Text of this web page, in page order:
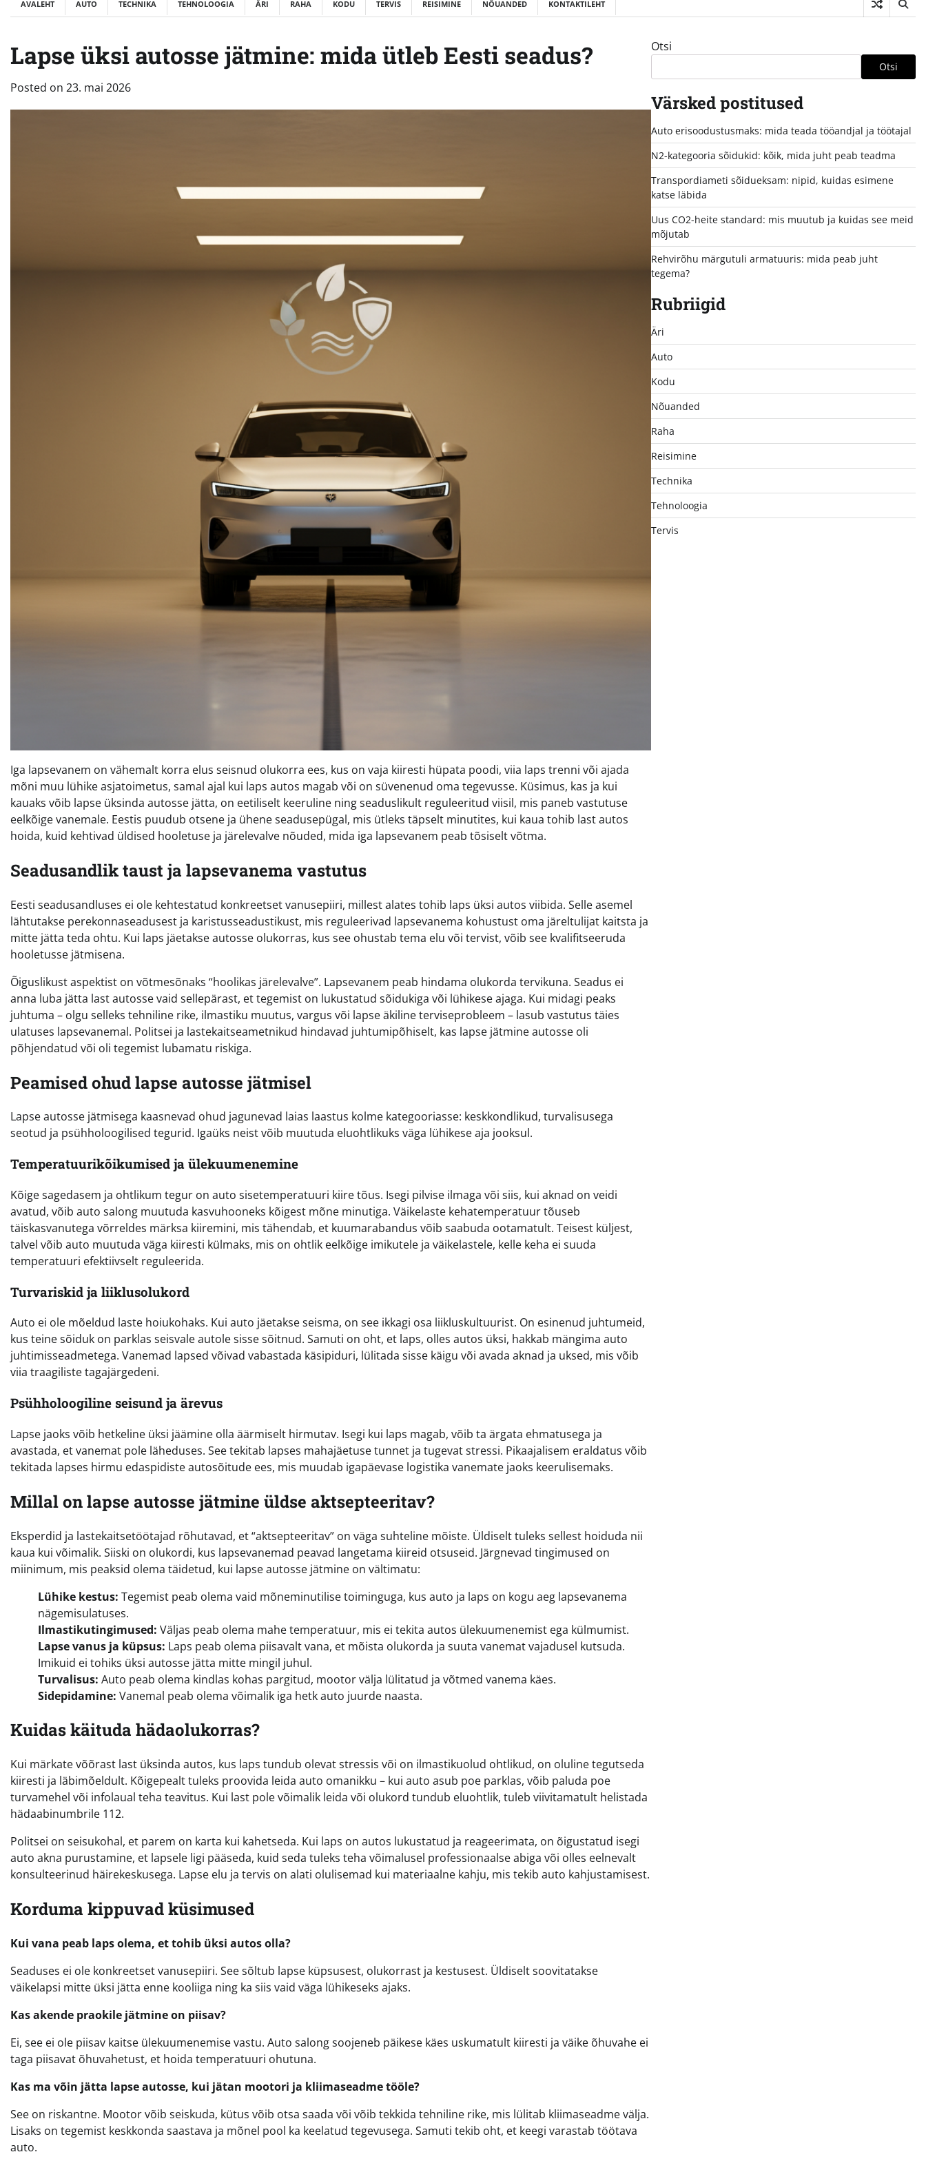
AVALEHT AUTO TECHNIKA TEHNOLOOGIA ÄRI RAHA KODU TERVIS REISIMINE NÕUANDED KONTAKTILEHT
Lapse üksi autosse jätmine: mida ütleb Eesti seadus?
Posted on 23. mai 2026
Iga lapsevanem on vähemalt korra elus seisnud olukorra ees, kus on vaja kiiresti hüpata poodi, viia laps trenni või ajada
mõni muu lühike asjatoimetus, samal ajal kui laps autos magab või on süvenenud oma tegevusse. Küsimus, kas ja kui
kauaks võib lapse üksinda autosse jätta, on eetiliselt keeruline ning seaduslikult reguleeritud viisil, mis paneb vastutuse
eelkõige vanemale. Eestis puudub otsene ja ühene seadusepügal, mis ütleks täpselt minutites, kui kaua tohib last autos
hoida, kuid kehtivad üldised hooletuse ja järelevalve nõuded, mida iga lapsevanem peab tõsiselt võtma.
Seadusandlik taust ja lapsevanema vastutus
Eesti seadusandluses ei ole kehtestatud konkreetset vanusepiiri, millest alates tohib laps üksi autos viibida. Selle asemel
lähtutakse perekonnaseadusest ja karistusseadustikust, mis reguleerivad lapsevanema kohustust oma järeltulijat kaitsta ja
mitte jätta teda ohtu. Kui laps jäetakse autosse olukorras, kus see ohustab tema elu või tervist, võib see kvalifitseeruda
hooletusse jätmisena.
Õiguslikust aspektist on võtmesõnaks “hoolikas järelevalve”. Lapsevanem peab hindama olukorda tervikuna. Seadus ei
anna luba jätta last autosse vaid sellepärast, et tegemist on lukustatud sõidukiga või lühikese ajaga. Kui midagi peaks
juhtuma – olgu selleks tehniline rike, ilmastiku muutus, vargus või lapse äkiline terviseprobleem – lasub vastutus täies
ulatuses lapsevanemal. Politsei ja lastekaitseametnikud hindavad juhtumipõhiselt, kas lapse jätmine autosse oli
põhjendatud või oli tegemist lubamatu riskiga.
Peamised ohud lapse autosse jätmisel
Lapse autosse jätmisega kaasnevad ohud jagunevad laias laastus kolme kategooriasse: keskkondlikud, turvalisusega
seotud ja psühholoogilised tegurid. Igaüks neist võib muutuda eluohtlikuks väga lühikese aja jooksul.
Temperatuurikõikumised ja ülekuumenemine
Kõige sagedasem ja ohtlikum tegur on auto sisetemperatuuri kiire tõus. Isegi pilvise ilmaga või siis, kui aknad on veidi
avatud, võib auto salong muutuda kasvuhooneks kõigest mõne minutiga. Väikelaste kehatemperatuur tõuseb
täiskasvanutega võrreldes märksa kiiremini, mis tähendab, et kuumarabandus võib saabuda ootamatult. Teisest küljest,
talvel võib auto muutuda väga kiiresti külmaks, mis on ohtlik eelkõige imikutele ja väikelastele, kelle keha ei suuda
temperatuuri efektiivselt reguleerida.
Turvariskid ja liiklusolukord
Auto ei ole mõeldud laste hoiukohaks. Kui auto jäetakse seisma, on see ikkagi osa liikluskultuurist. On esinenud juhtumeid,
kus teine sõiduk on parklas seisvale autole sisse sõitnud. Samuti on oht, et laps, olles autos üksi, hakkab mängima auto
juhtimisseadmetega. Vanemad lapsed võivad vabastada käsipiduri, lülitada sisse käigu või avada aknad ja uksed, mis võib
viia traagiliste tagajärgedeni.
Psühholoogiline seisund ja ärevus
Lapse jaoks võib hetkeline üksi jäämine olla äärmiselt hirmutav. Isegi kui laps magab, võib ta ärgata ehmatusega ja
avastada, et vanemat pole läheduses. See tekitab lapses mahajäetuse tunnet ja tugevat stressi. Pikaajalisem eraldatus võib
tekitada lapses hirmu edaspidiste autosõitude ees, mis muudab igapäevase logistika vanemate jaoks keerulisemaks.
Millal on lapse autosse jätmine üldse aktsepteeritav?
Eksperdid ja lastekaitsetöötajad rõhutavad, et “aktsepteeritav” on väga suhteline mõiste. Üldiselt tuleks sellest hoiduda nii
kaua kui võimalik. Siiski on olukordi, kus lapsevanemad peavad langetama kiireid otsuseid. Järgnevad tingimused on
miinimum, mis peaksid olema täidetud, kui lapse autosse jätmine on vältimatu:
Lühike kestus: Tegemist peab olema vaid mõneminutilise toiminguga, kus auto ja laps on kogu aeg lapsevanema
nägemisulatuses.
Ilmastikutingimused: Väljas peab olema mahe temperatuur, mis ei tekita autos ülekuumenemist ega külmumist.
Lapse vanus ja küpsus: Laps peab olema piisavalt vana, et mõista olukorda ja suuta vanemat vajadusel kutsuda.
Imikuid ei tohiks üksi autosse jätta mitte mingil juhul.
Turvalisus: Auto peab olema kindlas kohas pargitud, mootor välja lülitatud ja võtmed vanema käes.
Sidepidamine: Vanemal peab olema võimalik iga hetk auto juurde naasta.
Kuidas käituda hädaolukorras?
Kui märkate võõrast last üksinda autos, kus laps tundub olevat stressis või on ilmastikuolud ohtlikud, on oluline tegutseda
kiiresti ja läbimõeldult. Kõigepealt tuleks proovida leida auto omanikku – kui auto asub poe parklas, võib paluda poe
turvamehel või infolaual teha teavitus. Kui last pole võimalik leida või olukord tundub eluohtlik, tuleb viivitamatult helistada
hädaabinumbrile 112.
Politsei on seisukohal, et parem on karta kui kahetseda. Kui laps on autos lukustatud ja reageerimata, on õigustatud isegi
auto akna purustamine, et lapsele ligi pääseda, kuid seda tuleks teha võimalusel professionaalse abiga või olles eelnevalt
konsulteerinud häirekeskusega. Lapse elu ja tervis on alati olulisemad kui materiaalne kahju, mis tekib auto kahjustamisest.
Korduma kippuvad küsimused
Kui vana peab laps olema, et tohib üksi autos olla?
Seaduses ei ole konkreetset vanusepiiri. See sõltub lapse küpsusest, olukorrast ja kestusest. Üldiselt soovitatakse
väikelapsi mitte üksi jätta enne kooliiga ning ka siis vaid väga lühikeseks ajaks.
Kas akende praokile jätmine on piisav?
Ei, see ei ole piisav kaitse ülekuumenemise vastu. Auto salong soojeneb päikese käes uskumatult kiiresti ja väike õhuvahe ei
taga piisavat õhuvahetust, et hoida temperatuuri ohutuna.
Kas ma võin jätta lapse autosse, kui jätan mootori ja kliimaseadme tööle?
See on riskantne. Mootor võib seiskuda, kütus võib otsa saada või võib tekkida tehniline rike, mis lülitab kliimaseadme välja.
Lisaks on tegemist keskkonda saastava ja mõnel pool ka keelatud tegevusega. Samuti tekib oht, et keegi varastab töötava
auto.
Otsi
Otsi
Värsked postitused
Auto erisoodustusmaks: mida teada tööandjal ja töötajal
N2-kategooria sõidukid: kõik, mida juht peab teadma
Transpordiameti sõidueksam: nipid, kuidas esimene
katse läbida
Uus CO2-heite standard: mis muutub ja kuidas see meid
mõjutab
Rehvirõhu märgutuli armatuuris: mida peab juht
tegema?
Rubriigid
Äri
Auto
Kodu
Nõuanded
Raha
Reisimine
Technika
Tehnoloogia
Tervis